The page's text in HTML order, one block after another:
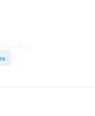
样百出
龄化趋势